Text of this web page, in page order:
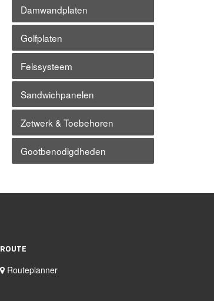
Damwandplaten
Golfplaten
Felssysteem
Sandwichpanelen
Zetwerk & Toebehoren
Gootbenodigdheden
ROUTE
Routeplanner